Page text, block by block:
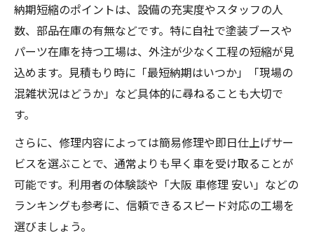
納期短縮のポイントは、設備の充実度やスタッフの人
数、部品在庫の有無などです。特に自社で塗装ブースや
パーツ在庫を持つ工場は、外注が少なく工程の短縮が見
込めます。見積もり時に「最短納期はいつか」「現場の
混雑状況はどうか」など具体的に尋ねることも大切で
す。
さらに、修理内容によっては簡易修理や即日仕上げサー
ビスを選ぶことで、通常よりも早く車を受け取ることが
可能です。利用者の体験談や「大阪 車修理 安い」などの
ランキングも参考に、信頼できるスピード対応の工場を
選びましょう。